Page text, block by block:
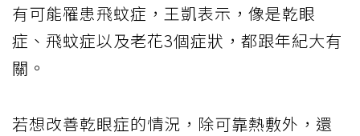
有可能罹患飛蚊症，王凱表示，像是乾眼
症、飛蚊症以及老花3個症狀，都跟年紀大有
關。
若想改善乾眼症的情況，除可靠熱敷外，還